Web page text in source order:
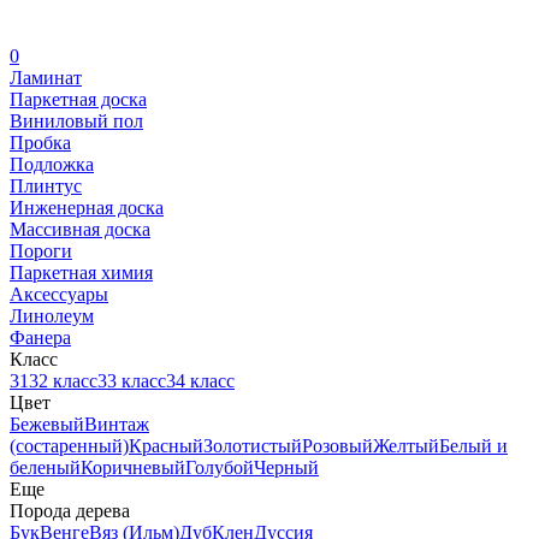
0
Ламинат
Паркетная доска
Виниловый пол
Пробка
Подложка
Плинтус
Инженерная доска
Массивная доска
Пороги
Паркетная химия
Аксессуары
Линолеум
Фанера
Класс
3132 класс33 класс34 класс
Цвет
БежевыйВинтаж
(состаренный)КрасныйЗолотистыйРозовыйЖелтыйБелый и
беленыйКоричневыйГолубойЧерный
Еще
Порода дерева
БукВенгеВяз (Ильм)ДубКленДуссия